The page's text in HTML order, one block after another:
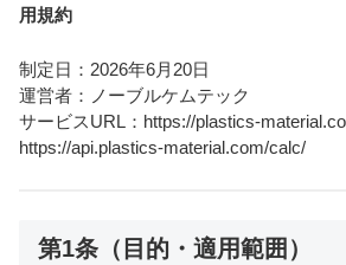
用規約
制定日：2026年6月20日
運営者：ノーブルケムテック
サービスURL：https://plastics-
https://api.plastics-material.com/calc/
第1条（目的・適用範囲）